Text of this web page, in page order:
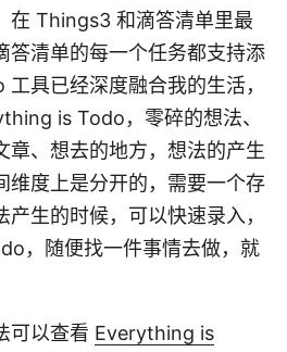
在 Things3 和滴答清单里最
答清单的每一个任务都支持添
具已经深度融合我的生活，
is Todo，零碎的想法、
章、想去的地方，想法的产生
维度上是分开的，需要一个存
生的时候，可以快速录入，
，随便找一件事情去做，就
可以查看 Everything is